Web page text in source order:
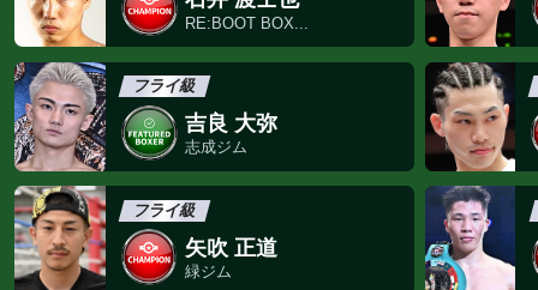
前日計量
樫谷樹歌と為我井廉
が計量ク...
2026.8.8
前
辰吉寿以輝が30
陣! 「本...